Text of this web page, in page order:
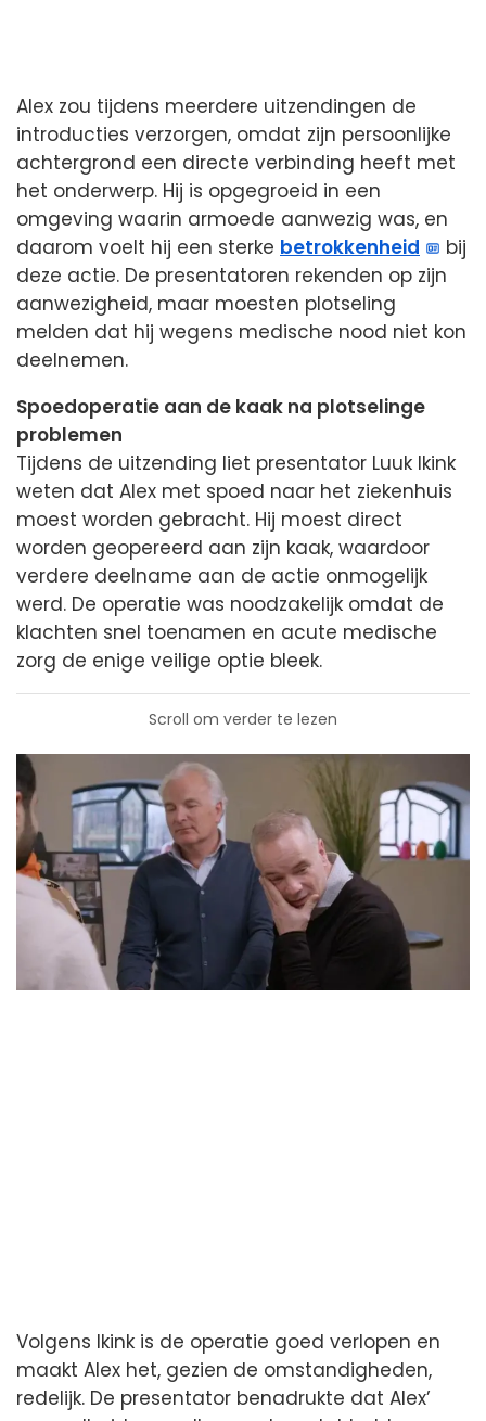
Alex zou tijdens meerdere uitzendingen de
introducties verzorgen, omdat zijn persoonlijke
achtergrond een directe verbinding heeft met
het onderwerp. Hij is opgegroeid in een
omgeving waarin armoede aanwezig was, en
daarom voelt hij een sterke betrokkenheid
bij
deze actie. De presentatoren rekenden op zijn
aanwezigheid, maar moesten plotseling
melden dat hij wegens medische nood niet kon
deelnemen.
Spoedoperatie aan de kaak na plotselinge
problemen
Tijdens de uitzending liet presentator Luuk Ikink
weten dat Alex met spoed naar het ziekenhuis
moest worden gebracht. Hij moest direct
worden geopereerd aan zijn kaak, waardoor
verdere deelname aan de actie onmogelijk
werd. De operatie was noodzakelijk omdat de
klachten snel toenamen en acute medische
zorg de enige veilige optie bleek.
Scroll om verder te lezen
Volgens Ikink is de operatie goed verlopen en
maakt Alex het, gezien de omstandigheden,
redelijk. De presentator benadrukte dat Alex’